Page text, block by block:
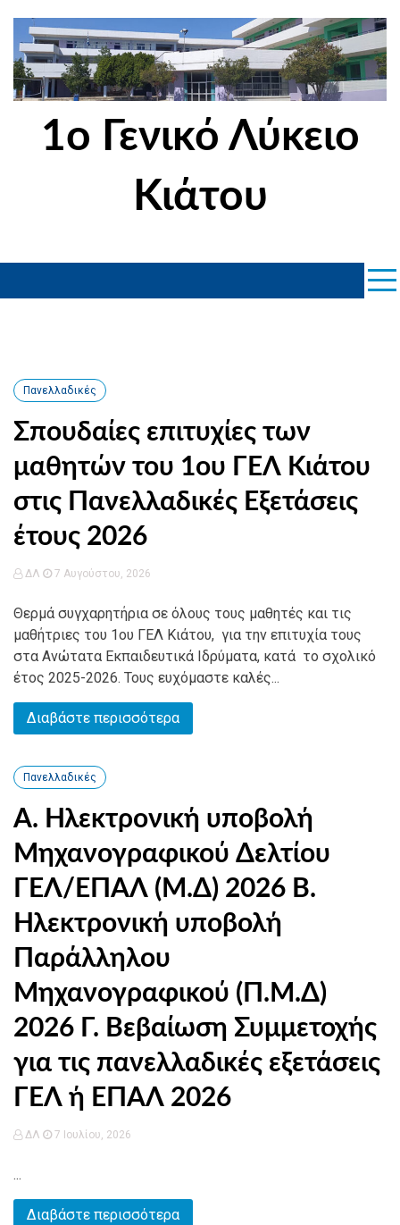
content
1ο Γενικό Λύκειο
Κιάτου
Πανελλαδικές
Σπουδαίες επιτυχίες των
μαθητών του 1ου ΓΕΛ Κιάτου
στις Πανελλαδικές Εξετάσεις
έτους 2026
ΔΛ 7 Αυγούστου, 2026
Θερμά συγχαρητήρια σε όλους τους μαθητές και τις
μαθήτριες του 1ου ΓΕΛ Κιάτου, για την επιτυχία τους
στα Ανώτατα Εκπαιδευτικά Ιδρύματα, κατά το σχολικό
έτος 2025-2026. Τους ευχόμαστε καλές...
Διαβάστε περισσότερα
Πανελλαδικές
Α. Ηλεκτρονική υποβολή
Μηχανογραφικού Δελτίου
ΓΕΛ/ΕΠΑΛ (Μ.Δ) 2026 Β.
Ηλεκτρονική υποβολή
Παράλληλου
Μηχανογραφικού (Π.Μ.Δ)
2026 Γ. Βεβαίωση Συμμετοχής
για τις πανελλαδικές εξετάσεις
ΓΕΛ ή ΕΠΑΛ 2026
ΔΛ 7 Ιουλίου, 2026
...
Διαβάστε περισσότερα